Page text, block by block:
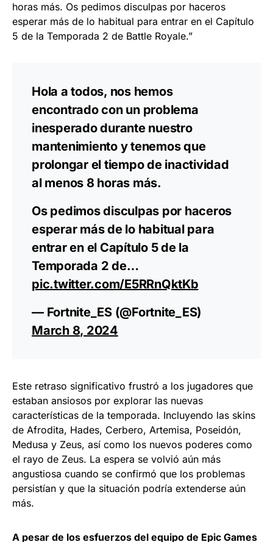
horas más. Os pedimos disculpas por haceros
esperar más de lo habitual para entrar en el Capítulo
5 de la Temporada 2 de Battle Royale.”
Hola a todos, nos hemos
encontrado con un problema
inesperado durante nuestro
mantenimiento y tenemos que
prolongar el tiempo de inactividad
al menos 8 horas más.
Os pedimos disculpas por haceros
esperar más de lo habitual para
entrar en el Capítulo 5 de la
Temporada 2 de…
pic.twitter.com/E5RRnQktKb
— Fortnite_ES (@Fortnite_ES)
March 8, 2024
Este retraso significativo frustró a los jugadores que
estaban ansiosos por explorar las nuevas
características de la temporada. Incluyendo las skins
de Afrodita, Hades, Cerbero, Artemisa, Poseidón,
Medusa y Zeus, así como los nuevos poderes como
el rayo de Zeus. La espera se volvió aún más
angustiosa cuando se confirmó que los problemas
persistían y que la situación podría extenderse aún
más.
A pesar de los esfuerzos del equipo de Epic Games